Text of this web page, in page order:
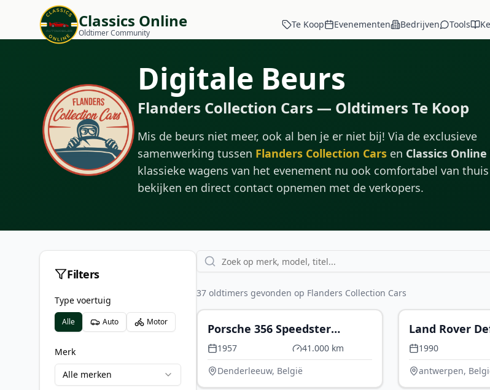
Classics Online
Oldtimer Community
Te Koop Evenementen Bedrijven Tools
Digitale Beurs
Flanders Collection Cars — Oldtimers Te Koop
Mis de beurs niet meer, ook al ben je er niet bij! Via de exclusieve
samenwerking tussen Flanders Collection Cars en Classics Online
klassieke wagens van het evenement nu ook comfortabel van
bekijken en direct contact opnemen met de verkopers.
Filters
Type voertuig
Alle Auto Motor
Merk
Alle merken
37 oldtimers gevonden op Flanders Collection Cars
P.O.A.
Porsche 356 Speedster
Replica
1957
41.000 km
Denderleeuw, België
Land Rover
1990
antwerpen,